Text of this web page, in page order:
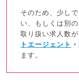
そのため、少し
い、もしくは別
取り扱い求人数
トエージェント
・
ます。